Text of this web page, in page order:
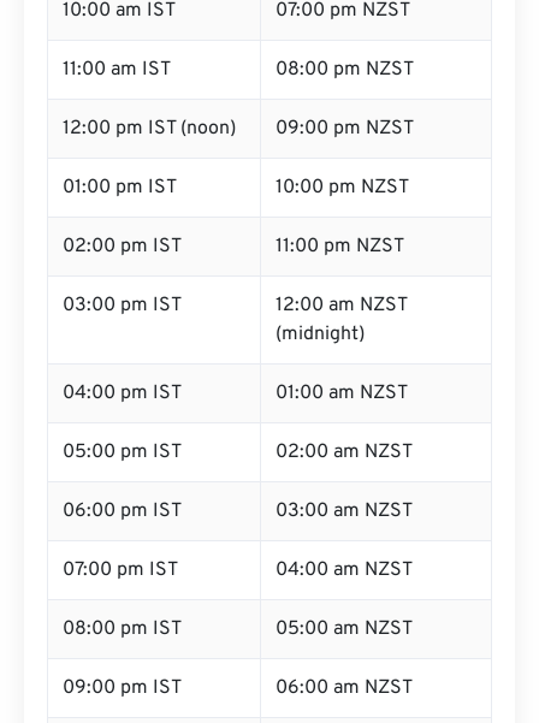
10:00 am IST 07:00 pm NZST
11:00 am IST 08:00 pm NZST
12:00 pm IST (noon) 09:00 pm NZST
01:00 pm IST 10:00 pm NZST
02:00 pm IST 11:00 pm NZST
03:00 pm IST
12:00 am NZST
(midnight)
04:00 pm IST 01:00 am NZST
05:00 pm IST 02:00 am NZST
06:00 pm IST 03:00 am NZST
07:00 pm IST 04:00 am NZST
08:00 pm IST 05:00 am NZST
09:00 pm IST 06:00 am NZST